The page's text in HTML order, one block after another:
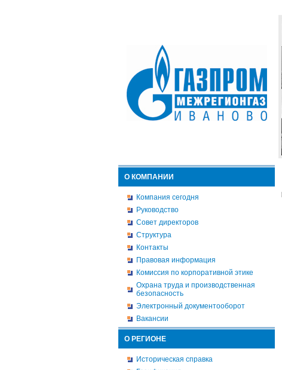
О КОМПАНИИ
Компания сегодня
Руководство
Совет директоров
Структура
Контакты
Правовая информация
Комиссия по корпоративной этике
Охрана труда и производственная
безопасность
Электронный документооборот
Вакансии
О РЕГИОНЕ
Историческая справка